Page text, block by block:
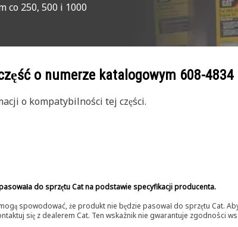
co 250, 500 i 1000
o numerze katalogowym 608-4834
o kompatybilności tej części.
do sprzętu Cat na podstawie specyfikacji producenta.
spowodować, że produkt nie będzie pasował do sprzętu Cat.
się z dealerem Cat. Ten wskaźnik nie gwarantuje zgodności